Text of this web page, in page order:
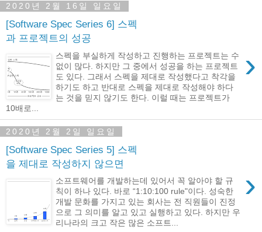
2020년 2월 16일 일요일
[Software Spec Series 6] 스펙
과 프로젝트의 성공
›
스펙을 부실하게 작성하고 진행하는 프로젝트는 수
없이 많다. 하지만 그 중에서 성공을 하는 프로젝트
도 있다. 그래서 스펙을 제대로 작성했다고 착각을
하기도 하고 반대로 스펙을 제대로 작성해야 하다
는 것을 믿지 않기도 한다. 이럴 때는 프로젝트가
10배로...
2020년 2월 2일 일요일
[Software Spec Series 5] 스펙
을 제대로 작성하지 않으면
›
소프트웨어를 개발하는데 있어서 꼭 알아야 할 규
칙이 하나 있다. 바로 “1:10:100 rule"이다. 성숙한
개발 문화를 가지고 있는 회사는 전 직원들이 진정
으로 그 의미를 알고 있고 실행하고 있다. 하지만 우
리나라의 크고 작은 많은 소프트...